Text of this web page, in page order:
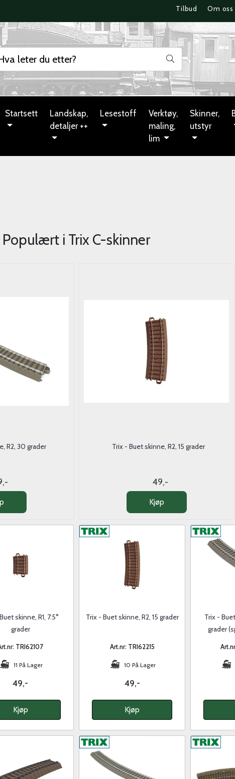
Tilbud Om oss
Startsett
Landskap,
detaljer ++
Lesestoff
Verktøy,
maling,
lim
Skinner,
utstyr
Populært i Trix C-skinner
R2, 30 grader Trix - Buet skinne, R2, 15 grader
49,-
Kjøp
skinne, R1, 7.5°
grader
TRI62107
11 På Lager
49,-
Kjøp
Trix - Buet skinne, R2, 15 grader
Art.nr: TRI62215
10 På Lager
49,-
Kjøp
Trix -
grader